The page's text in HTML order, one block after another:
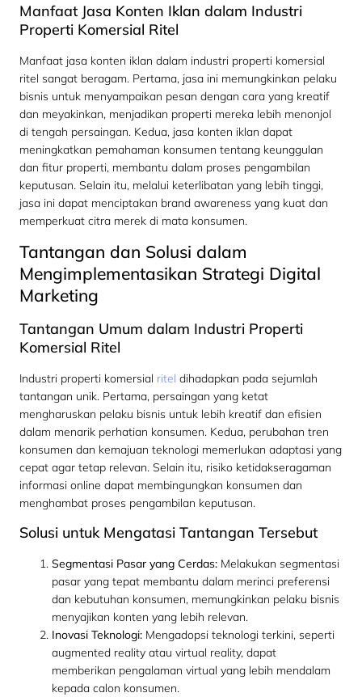
Manfaat Jasa Konten Iklan dalam Industri
Properti Komersial Ritel
Manfaat jasa konten iklan dalam industri properti komersial
ritel sangat beragam. Pertama, jasa ini memungkinkan pelaku
bisnis untuk menyampaikan pesan dengan cara yang kreatif
dan meyakinkan, menjadikan properti mereka lebih menonjol
di tengah persaingan. Kedua, jasa konten iklan dapat
meningkatkan pemahaman konsumen tentang keunggulan
dan fitur properti, membantu dalam proses pengambilan
keputusan. Selain itu, melalui keterlibatan yang lebih tinggi,
jasa ini dapat menciptakan brand awareness yang kuat dan
memperkuat citra merek di mata konsumen.
Tantangan dan Solusi dalam
Mengimplementasikan Strategi Digital
Marketing
Tantangan Umum dalam Industri Properti
Komersial Ritel
Industri properti komersial ritel dihadapkan pada sejumlah
tantangan unik. Pertama, persaingan yang ketat
mengharuskan pelaku bisnis untuk lebih kreatif dan efisien
dalam menarik perhatian konsumen. Kedua, perubahan tren
konsumen dan kemajuan teknologi memerlukan adaptasi yang
cepat agar tetap relevan. Selain itu, risiko ketidakseragaman
informasi online dapat membingungkan konsumen dan
menghambat proses pengambilan keputusan.
Solusi untuk Mengatasi Tantangan Tersebut
Segmentasi Pasar yang Cerdas: Melakukan segmentasi
pasar yang tepat membantu dalam merinci preferensi
dan kebutuhan konsumen, memungkinkan pelaku bisnis
menyajikan konten yang lebih relevan.
Inovasi Teknologi: Mengadopsi teknologi terkini, seperti
augmented reality atau virtual reality, dapat
memberikan pengalaman virtual yang lebih mendalam
kepada calon konsumen.